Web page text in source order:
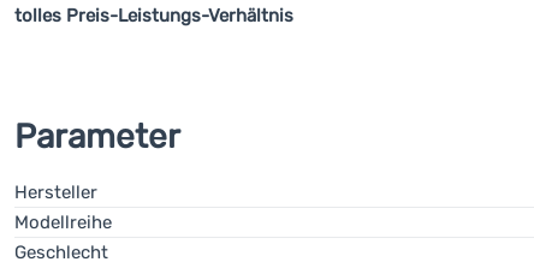
tolles Preis-Leistungs-Verhältnis
Parameter
Hersteller
Modellreihe
Geschlecht